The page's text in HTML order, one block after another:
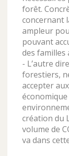
forêt.
concernant
ampleur
pouvant
des familles
- L’autre
forestiers,
accepter
économique
création du
volume de
va dans